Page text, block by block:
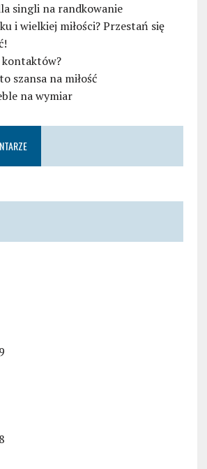
singli na randkowanie
i wielkiej miłości? Przestań się
szansa na miłość
na wymiar